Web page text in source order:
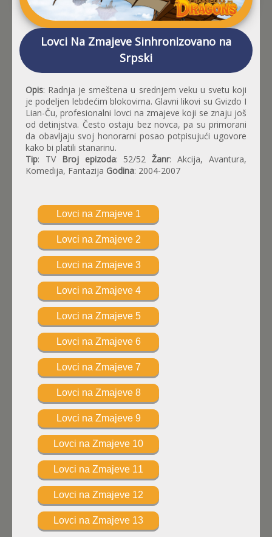
Lovci Na Zmajeve Sinhronizovano na
Srpski
Opis: Radnja je smeštena u srednjem veku u svetu koji
je podeljen lebdećim blokovima. Glavni likovi su Gvizdo I
Lian-Ču, profesionalni lovci na zmajeve koji se znaju još
od detinjstva. Često ostaju bez novca, pa su primorani
da obavljaju svoj honorarni posao potpisujući ugovore
kako bi platili stanarinu.
Tip: TV Broj epizoda: 52/52Žanr: Akcija, Avantura,
Komedija, Fantazija Godina: 2004-2007
Lovci na Zmajeve 1
Lovci na Zmajeve 2
Lovci na Zmajeve 3
Lovci na Zmajeve 4
Lovci na Zmajeve 5
Lovci na Zmajeve 6
Lovci na Zmajeve 7
Lovci na Zmajeve 8
Lovci na Zmajeve 9
Lovci na Zmajeve 10
Lovci na Zmajeve 11
Lovci na Zmajeve 12
Lovci na Zmajeve 13